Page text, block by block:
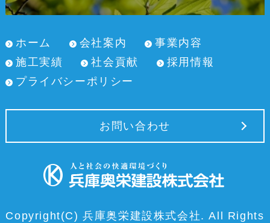
ホーム 会社案内
事業内容
施工実績
社会貢献
採用情報
プライバシーポリシー
お問い合わせ
Copyright(C) 兵庫奥栄建設株式会社. All Rights